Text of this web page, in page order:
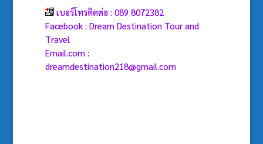
เบอร์โทรติดต่อ : 089 8072382
Facebook : Dream Destination Tour and
Travel
Email.com :
dreamdestination218@gmail.com